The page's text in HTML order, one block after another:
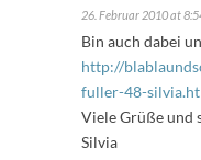
26. Februar 2010 at
Bin auch dabei
http://
fuller-48-
Viele Grüße und
Silvia